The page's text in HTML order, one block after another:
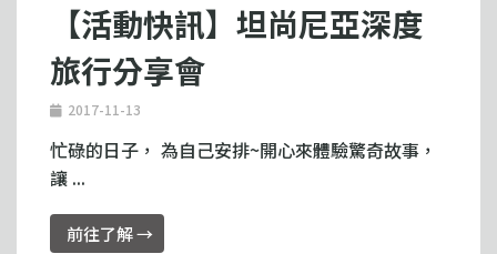
【活動快訊】坦尚尼亞深度
旅行分享會
2017-11-13
忙碌的日子， 為自己安排~開心來體驗驚奇故事，
讓 ...
前往了解 →